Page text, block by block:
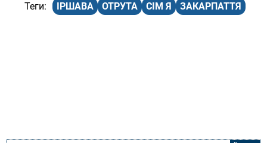
ІРШАВА ОТРУТА СІМ Я ЗАКАРПАТТЯ